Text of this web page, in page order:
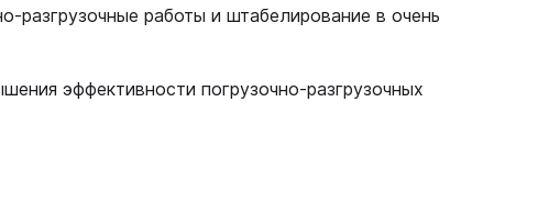
разгрузочные работы и штабелирование в очень
эффективности погрузочно-разгрузочных